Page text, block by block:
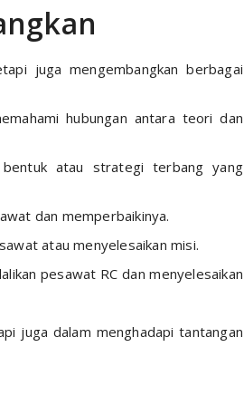
juga mengembangkan berbagai
hubungan antara teori dan
atau strategi terbang yang
dan memperbaikinya.
atau menyelesaikan misi.
pesawat RC dan menyelesaikan
juga dalam menghadapi tantangan